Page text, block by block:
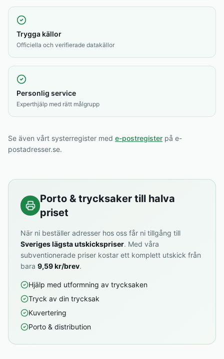
Trygga källor
Officiella och verifierade datakällor
Personlig service
Experthjälp med rätt målgrupp
Se även vårt systerregister med e-postregister på e-
postadresser.se.
Porto & trycksaker till halva
priset
När ni beställer adresser hos oss får ni tillgång till
Sveriges lägsta utskickspriser. Med våra
subventionerade priser kostar ett komplett utskick från
bara 9,59 kr/brev.
Hjälp med utformning av trycksaken
Tryck av din trycksak
Kuvertering
Porto & distribution